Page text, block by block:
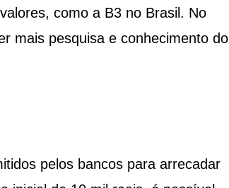
como a B3 no Brasil. No
mais pesquisa e conhecimento do
pelos bancos para arrecadar